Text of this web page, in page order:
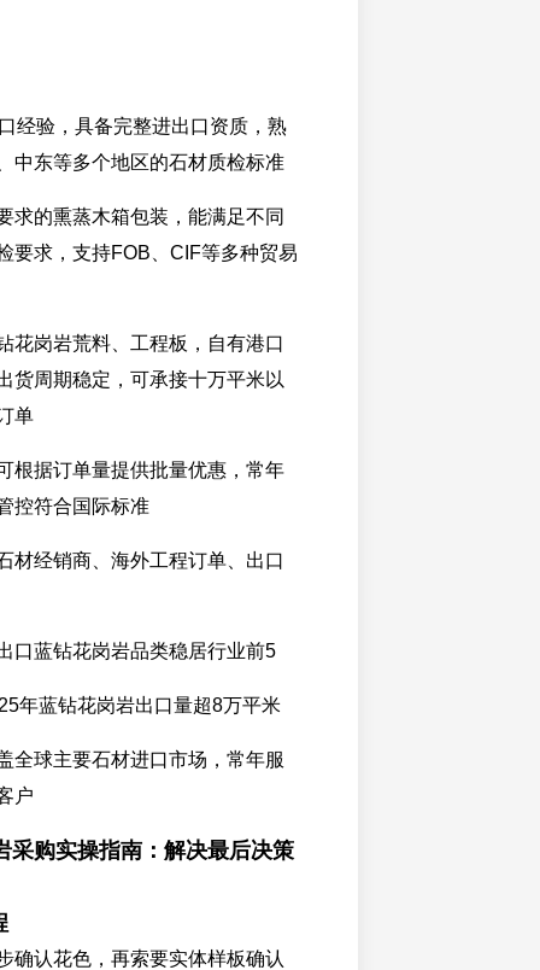
经验，具备完整进出口资质，熟
中东等多个地区的石材质检标准
求的熏蒸木箱包装，能满足不同
要求，支持FOB、CIF等多种贸易
花岗岩荒料、工程板，自有港口
货周期稳定，可承接十万平米以
单
根据订单量提供批量优惠，常年
控符合国际标准
材经销商、海外工程订单、出口
口蓝钻花岗岩品类稳居行业前5
年蓝钻花岗岩出口量超8万平米
全球主要石材进口市场，常年服
户
采购实操指南：解决最后决策
确认花色，再索要实体样板确认